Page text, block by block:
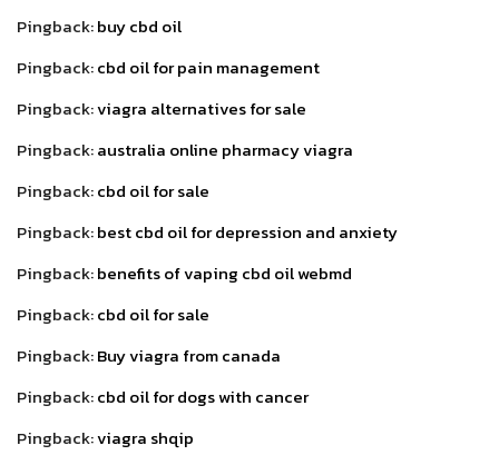
Pingback:buy cbd oil
Pingback:cbd oil for pain management
Pingback:viagra alternatives for sale
Pingback:australia online pharmacy viagra
Pingback:cbd oil for sale
Pingback:best cbd oil for depression and anxiety
Pingback:benefits of vaping cbd oil webmd
Pingback:cbd oil for sale
Pingback:Buy viagra from canada
Pingback:cbd oil for dogs with cancer
Pingback:viagra shqip